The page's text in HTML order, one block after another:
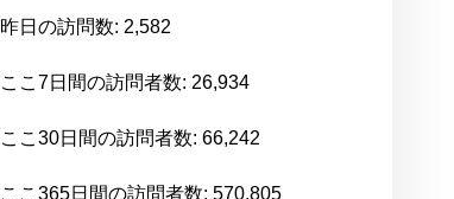
昨日の訪問数: 2,582
ここ7日間の訪問者数: 26,934
ここ30日間の訪問者数: 66,242
ここ365日間の訪問者数: 570,805